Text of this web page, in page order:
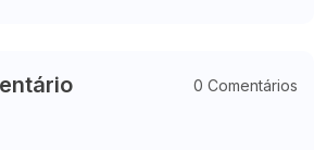
0 Comentários